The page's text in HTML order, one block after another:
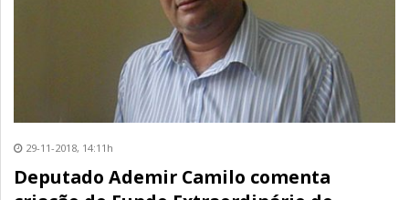
29-11-2018, 14:11h
Deputado Ademir Camilo comenta